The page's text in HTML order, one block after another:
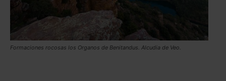
Formaciones rocosas los Organos de Benitandus. Alcudia de Veo.